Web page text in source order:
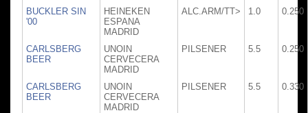
BUCKLER SIN
'00
HEINEKEN
ESPANA
MADRID
ALC.ARM/TT> 1.0 0.250
CARLSBERG
BEER
UNOIN
CERVECERA
MADRID
PILSENER 5.5 0.250
CARLSBERG
BEER
UNOIN
CERVECERA
MADRID
PILSENER 5.5 0.330